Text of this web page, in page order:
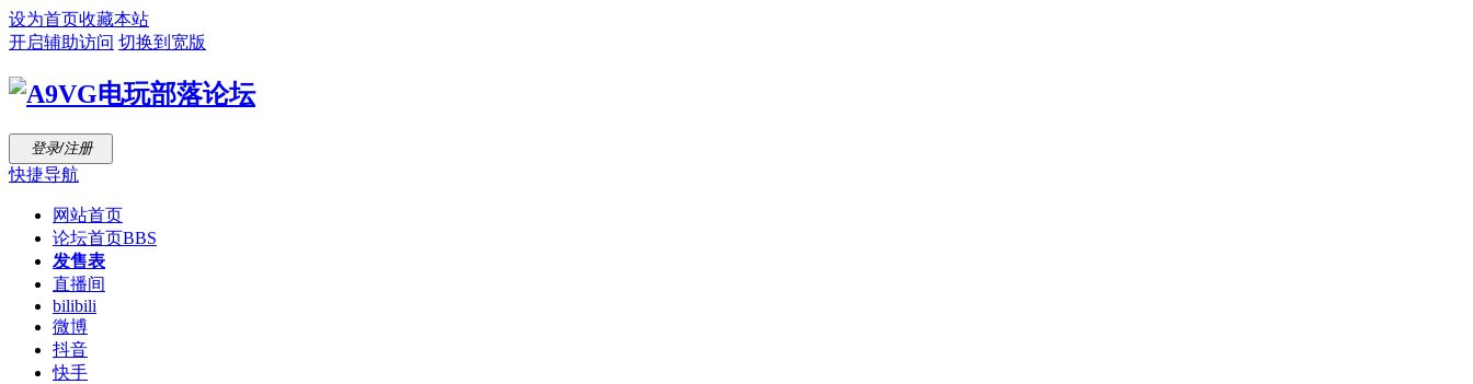
设为首页收藏本站
开启辅助访问 切换到宽版
登录/注册
快捷导航
网站首页
论坛首页BBS
发售表
直播间
bilibili
微博
抖音
快手